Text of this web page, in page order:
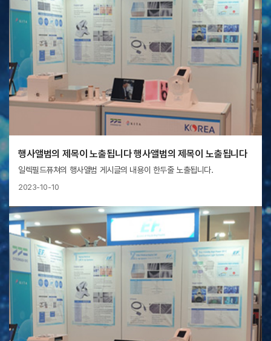
행사앨범의 제목이 노출됩니다 행사앨범의 제목이 노출됩니다
일렉필드퓨쳐의 행사앨범 게시글의 내용이 한두줄 노출됩니다.
2023-10-10